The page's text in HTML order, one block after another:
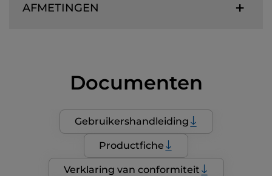
AFMETINGEN
Documenten
Gebruikershandleiding
Productfiche
Verklaring van conformiteit